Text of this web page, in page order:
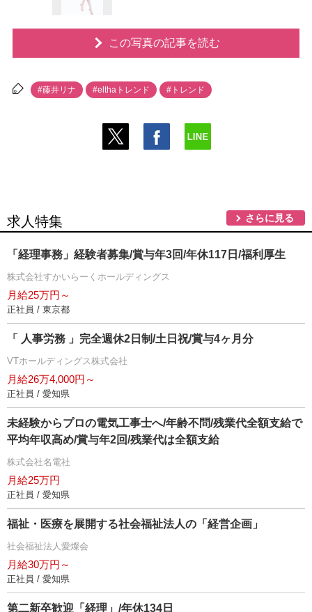
この写真の記事を読む
#藤井リナ #elthaトレンド #トレンド
求人特集 さらに見る
「経理事務」経験者募集/賞与年3回/年休117日/福利厚生
株式会社すかいらーくホールディングス
月給25万円～
正社員 / 東京都
「 人事労務 」完全週休2日制/土日祝/賞与4ヶ月分
VTホールディングス株式会社
月給26万4,000円～
正社員 / 愛知県
未経験からプロの電気工事士へ/年齢不問/残業代全額支給で
平均年収高め/賞与年2回/残業代は全額支給
株式会社名電社
月給25万円
正社員 / 愛知県
福祉・医療を展開する社会福祉法人の「経営企画」
社会福祉法人愛燦会
月給30万円～
正社員 / 愛知県
第二新卒歓迎「経理」/年休134日